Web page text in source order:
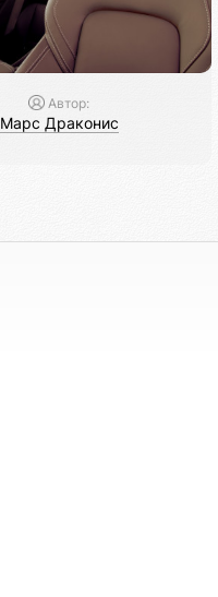
Автор:
Марс Драконис